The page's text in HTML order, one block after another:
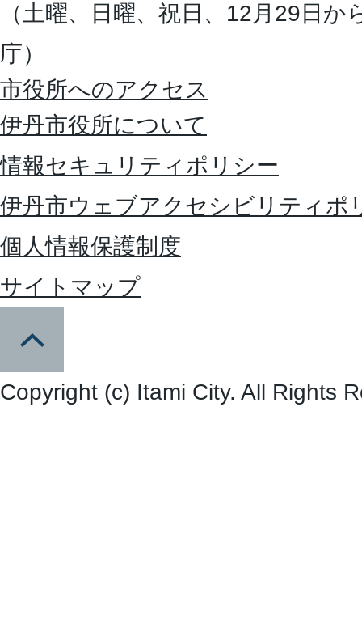
（土曜、日曜、祝日、12月29日
庁）
市役所へのアクセス
伊丹市役所について
情報セキュリティポリシー
伊丹市ウェブアクセシビリティポ
個人情報保護制度
サイトマップ
Copyright (c) Itami City. All Rights